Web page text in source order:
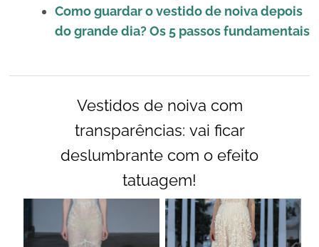
Como guardar o vestido de noiva depois
do grande dia? Os 5 passos fundamentais
Vestidos de noiva com
transparências: vai ficar
deslumbrante com o efeito
tatuagem!